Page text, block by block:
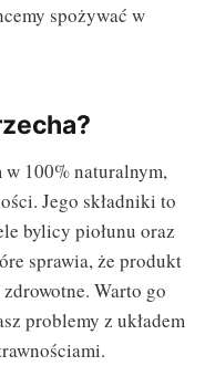
spożywać w
100% naturalnym,
Jego składniki to
bylicy piołunu oraz
sprawia, że produkt
zdrowotne. Warto go
problemy z układem